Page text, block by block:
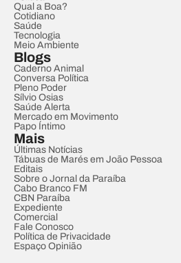
Qual a Boa?
Cotidiano
Saúde
Tecnologia
Meio Ambiente
Blogs
Caderno Animal
Conversa Política
Pleno Poder
Sílvio Osias
Saúde Alerta
Mercado em Movimento
Papo Íntimo
Mais
Últimas Notícias
Tábuas de Marés em João Pessoa
Editais
Sobre o Jornal da Paraíba
Cabo Branco FM
CBN Paraíba
Expediente
Comercial
Fale Conosco
Política de Privacidade
Espaço Opinião